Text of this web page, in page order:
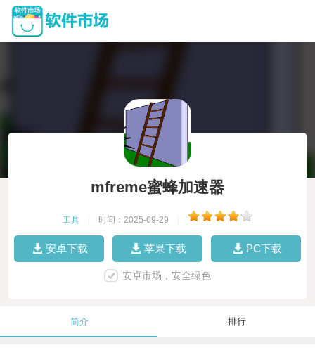
mfreme蜜蜂加速器
工具 时间：2025-09-29
安卓下载 苹果下载 PC下载
安卓市场，安全绿色
简介 排行